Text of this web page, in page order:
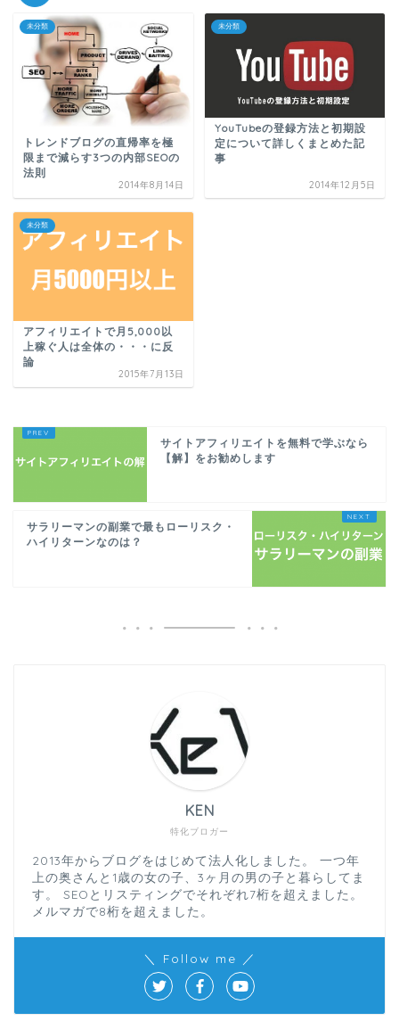
未分類
トレンドブログの直帰率を極
限まで減らす3つの内部SEOの
法則
2014年8月14日
未分類
YouTubeの登録方法と初期設
定について詳しくまとめた記
事
2014年12月5日
未分類
アフィリエイトで月5,000以
上稼ぐ人は全体の・・・に反
論
2015年7月13日
サイトアフィリエイトを無料で学ぶなら
【解】をお勧めします
サラリーマンの副業で最もローリスク・
ハイリターンなのは？
特化ブロガー
KEN
2013年からブログをはじめて法人化しました。 一つ年
上の奥さんと1歳の女の子、3ヶ月の男の子と暮らしてま
す。 SEOとリスティングでそれぞれ7桁を超えました。
メルマガで8桁を超えました。
＼ Follow me ／